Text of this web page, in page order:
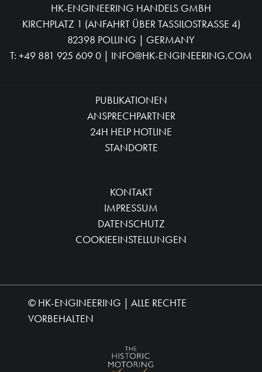
HK-ENGINEERING HANDELS GMBH
KIRCHPLATZ 1 (ANFAHRT ÜBER TASSILOSTRASSE 4)
82398 POLLING | GERMANY
T: +49 881 925 609 0 | INFO@HK-ENGINEERING.COM
PUBLIKATIONEN
ANSPRECHPARTNER
24H HELP HOTLINE
STANDORTE
KONTAKT
IMPRESSUM
DATENSCHUTZ
COOKIEEINSTELLUNGEN
© HK-ENGINEERING | ALLE RECHTE
VORBEHALTEN